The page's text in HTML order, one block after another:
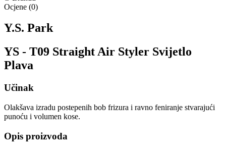
Ocjene (0)
Y.S. Park
YS - T09 Straight Air Styler Svijetlo
Plava
Učinak
Olakšava izradu postepenih bob frizura i ravno feniranje stvarajući
punoću i volumen kose.
Opis proizvoda